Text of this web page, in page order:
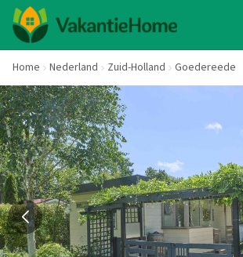
Home Nederland Zuid-Holland Goedereede